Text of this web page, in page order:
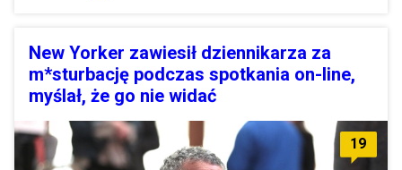
New Yorker zawiesił dziennikarza za
m*sturbację podczas spotkania on-line,
myślał, że go nie widać
19